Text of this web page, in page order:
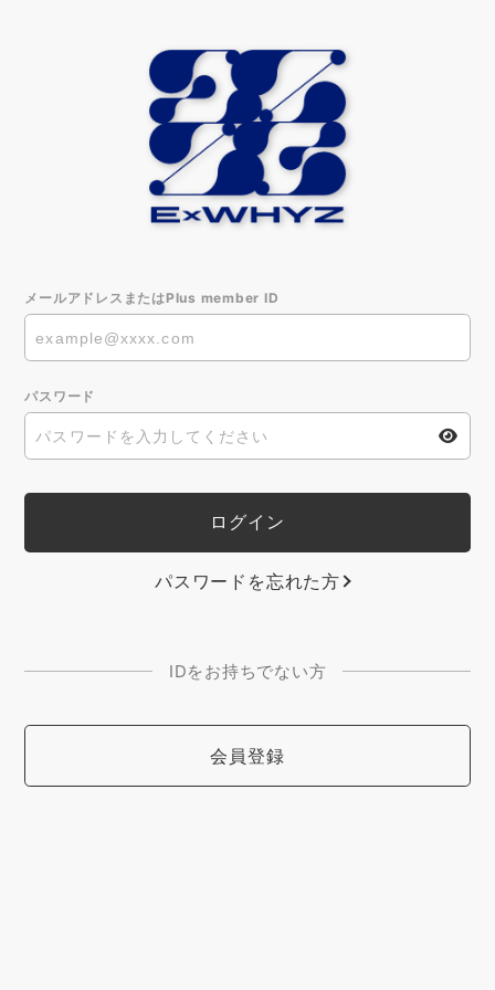
メールアドレスまたはPlus member ID
パスワード
パスワードを忘れた方
IDをお持ちでない方
会員登録